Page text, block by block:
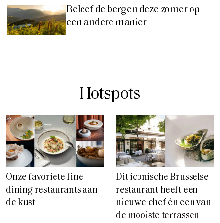
Beleef de bergen deze zomer op
een andere manier
Hotspots
Onze favoriete fine
dining restaurants aan
de kust
Dit iconische Brusselse
restaurant heeft een
nieuwe chef én een van
de mooiste terrassen